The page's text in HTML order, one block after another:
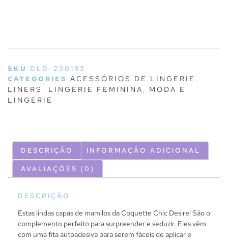
SKU DLD-230193
CATEGORIES ACESSÓRIOS DE LINGERIE ,
LINERS , LINGERIE FEMININA , MODA E
LINGERIE
DESCRIÇÃO INFORMAÇÃO ADICIONAL
AVALIAÇÕES (0)
DESCRIÇÃO
Estas lindas capas de mamilos da Coquette Chic Desire! São o
complemento perfeito para surpreender e seduzir. Eles vêm
com uma fita autoadesiva para serem fáceis de aplicar e